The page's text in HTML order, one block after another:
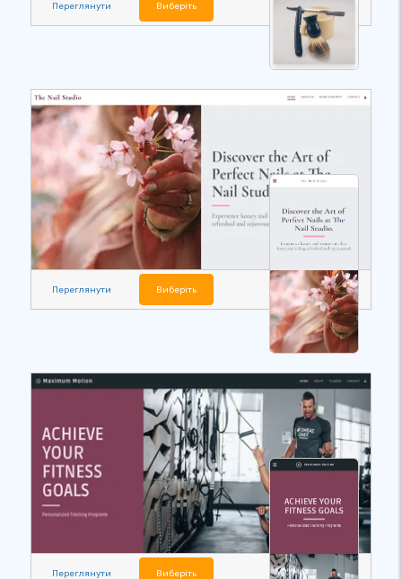
Переглянути Виберіть
Переглянути Виберіть
Переглянути Виберіть